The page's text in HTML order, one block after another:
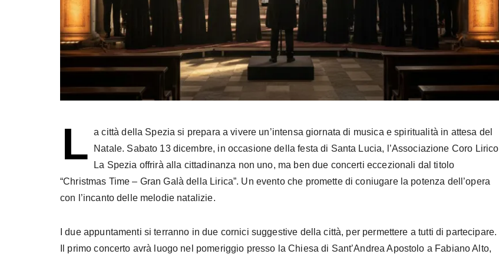
L a città della Spezia si prepara a vivere un’intensa giornata di musica e spiritualità in attesa del
Natale. Sabato 13 dicembre, in occasione della festa di Santa Lucia, l’Associazione Coro Lirico
La Spezia offrirà alla cittadinanza non uno, ma ben due concerti eccezionali dal titolo
“Christmas Time – Gran Galà della Lirica”. Un evento che promette di coniugare la potenza dell’opera
con l’incanto delle melodie natalizie.
I due appuntamenti si terranno in due cornici suggestive della città, per permettere a tutti di partecipare.
Il primo concerto avrà luogo nel pomeriggio presso la Chiesa di Sant’Andrea Apostolo a Fabiano Alto,